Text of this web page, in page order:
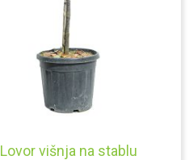
Lovor višnja na stablu